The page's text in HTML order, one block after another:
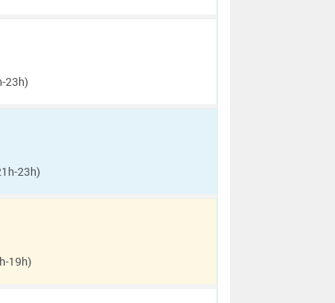
23h)
23h)
19h)